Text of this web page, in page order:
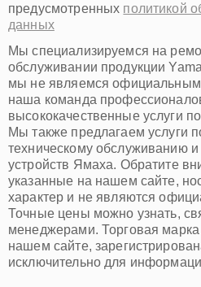
Пермь
Ульяновск
Киров
Архангельск
Астрахань
Белгород
Благовещенск
Брянск
Владивосток
Владикавказ
Владимир
Волжский
Вологда
Грозный
Иваново
предусмотренных политикой
данных
Мы специализируемся на
обслуживании продукции
мы не являемся
наша команда
высококачественные услуги
Мы также предлагаем услуги
техническому обслуживанию и
устройств Ямаха. Обратите
указанные на нашем сайте,
характер и не являются
Точные цены можно узнать,
менеджерами. Торговая
нашем сайте,
исключительно для